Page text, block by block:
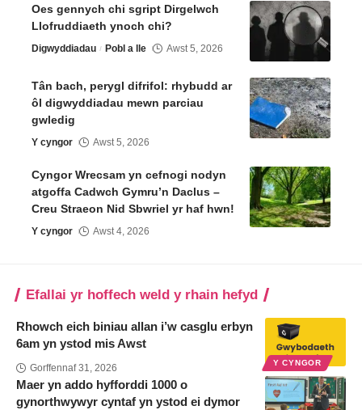
Oes gennych chi sgript Dirgelwch
Llofruddiaeth ynoch chi?
Digwyddiadau Pobl a lle Awst 5, 2026
Tân bach, perygl difrifol: rhybudd ar
ôl digwyddiadau mewn parciau
gwledig
Y cyngor Awst 5, 2026
Cyngor Wrecsam yn cefnogi nodyn
atgoffa Cadwch Gymru’n Daclus –
Creu Straeon Nid Sbwriel yr haf hwn!
Y cyngor Awst 4, 2026
Efallai yr hoffech weld y rhain hefyd
Y CYNGOR
Rhowch eich biniau allan i’w casglu erbyn
6am yn ystod mis Awst
Gorffennaf 31, 2026
Maer yn addo hyfforddi 1000 o
gynorthwywyr cyntaf yn ystod ei dymor